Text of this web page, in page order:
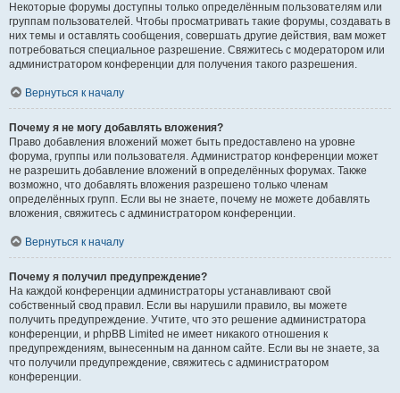
Некоторые форумы доступны только определённым пользователям или
группам пользователей. Чтобы просматривать такие форумы, создавать в
них темы и оставлять сообщения, совершать другие действия, вам может
потребоваться специальное разрешение. Свяжитесь с модератором или
администратором конференции для получения такого разрешения.
Вернуться к началу
Почему я не могу добавлять вложения?
Право добавления вложений может быть предоставлено на уровне
форума, группы или пользователя. Администратор конференции может
не разрешить добавление вложений в определённых форумах. Также
возможно, что добавлять вложения разрешено только членам
определённых групп. Если вы не знаете, почему не можете добавлять
вложения, свяжитесь с администратором конференции.
Вернуться к началу
Почему я получил предупреждение?
На каждой конференции администраторы устанавливают свой
собственный свод правил. Если вы нарушили правило, вы можете
получить предупреждение. Учтите, что это решение администратора
конференции, и phpBB Limited не имеет никакого отношения к
предупреждениям, вынесенным на данном сайте. Если вы не знаете, за
что получили предупреждение, свяжитесь с администратором
конференции.